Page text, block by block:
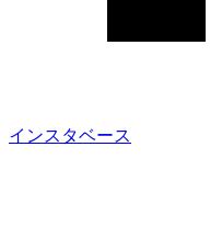
インスタベース